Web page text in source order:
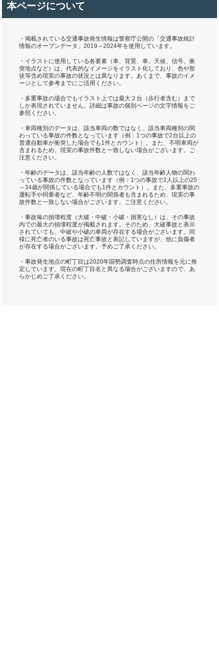
本ページについて
・掲載されている交通事故発生情報は警察庁公開の「交通事故統計
情報のオープンデータ」2019～2024年を使用しています。
・イラストに使用している各要素（車、背景、車、天候、信号、衝
突地点など）は、代表的なイメージをイラスト化しており、色や形
状等含め現実の事故の状況とは異なります。あくまで、事故のイメ
ージとして参考までにご活用ください。
・多重事故の場合でもイラスト上では最大２台（歩行者含む）まで
しか表現されていません。詳細は事故の個別ページの文字情報をご
参照ください。
・車両種別のデータは、該当車両の数ではなく、該当車両種別の関
わっている事故の件数となっています（例：1つの事故で2台以上の
普通自動車が衝突した場合でも1件とカウント）。また、不明車両が
含まれるため、現実の事故件数と一致しない場合がございます。ご
注意ください。
・年齢のデータは、該当年齢の人数ではなく、該当年齢人物の関わ
っている事故の件数となっています（例：1つの事故で2人以上の25
～34歳が関係している場合でも1件とカウント）。また、多重事故の
運転手や同乗者など、年齢不明の関係者も含まれるため、現実の事
故件数と一致しない場合がございます。ご注意ください。
・事故毎の損壊程度（大破・中破・小破・損害なし）は、その事故
内での最大の損壊程度が掲載されます。そのため、大破事故と表示
されていても、中破や小破の車両が存在する場合がございます。同
様に死亡者のいる事故は死亡事故と表記していますが、他に負傷者
が存在する場合がございます。予めご了承ください。
・事故発生地点の町丁目は2020年国勢調査時点の住所情報を元に推
定しています。現在の町丁目名と異なる場合がございますので、あ
らかじめご了承ください。